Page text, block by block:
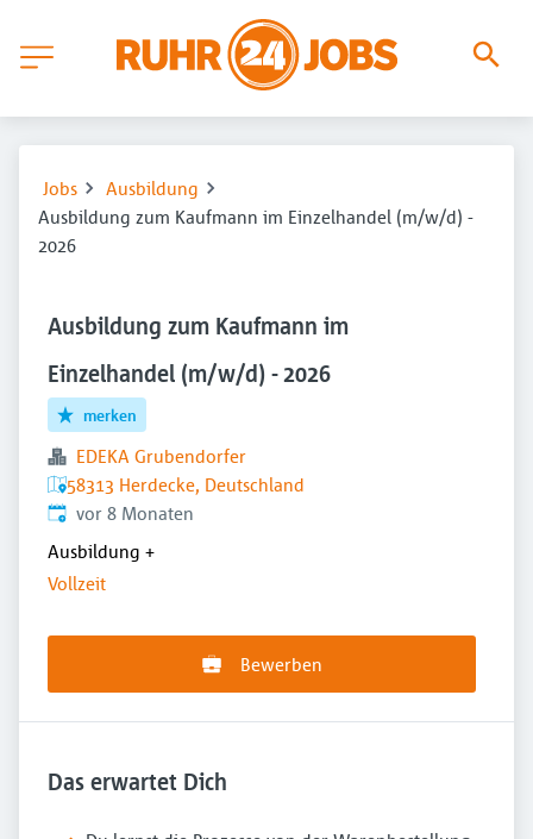
Jobs
Ausbildung
Ausbildung zum Kaufmann im Einzelhandel (m/w/d) -
2026
Ausbildung zum Kaufmann im
Einzelhandel (m/w/d) - 2026
merken
EDEKA Grubendorfer
58313 Herdecke, Deutschland
Veröffentlicht:
vor 8 Monaten
Ausbildung +
Vollzeit
Bewerben
Das erwartet Dich